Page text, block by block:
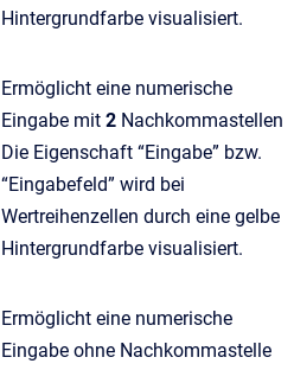
Hintergrundfarbe visualisiert.
Ermöglicht eine numerische
Eingabe mit 2 Nachkommastellen
Die Eigenschaft “Eingabe” bzw.
“Eingabefeld” wird bei
Wertreihenzellen durch eine gelbe
Hintergrundfarbe visualisiert.
Ermöglicht eine numerische
Eingabe ohne Nachkommastelle